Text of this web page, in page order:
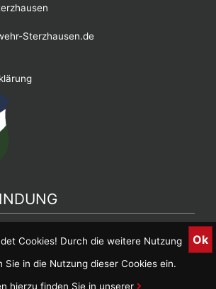
Cookies! Durch die weitere Nutzung
Sie in die Nutzung dieser Cookies ein.
hierzu finden Sie in unserer
Ok
Sterzhausen.de